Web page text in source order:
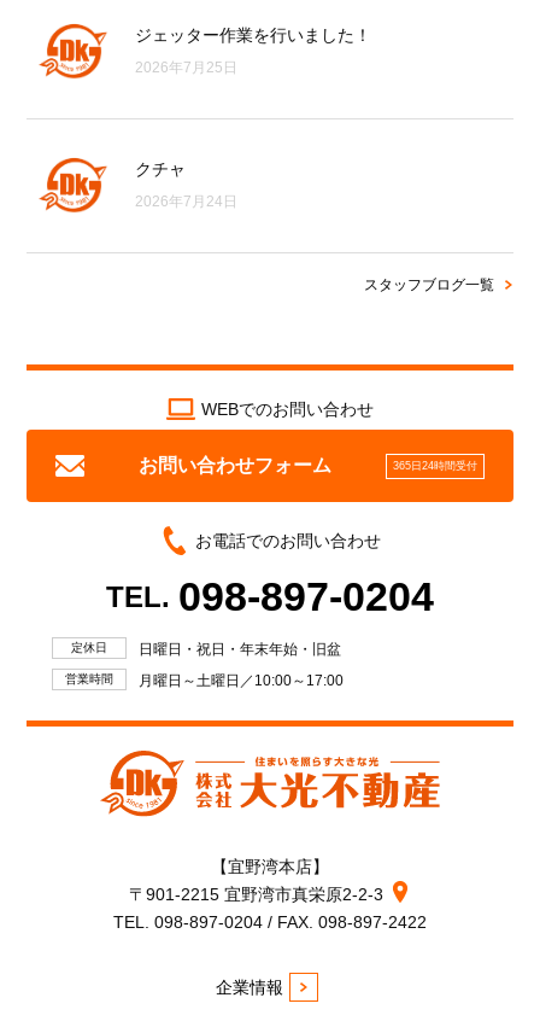
ジェッター作業を行いました！
2026年7月25日
クチャ
2026年7月24日
スタッフブログ一覧
WEBでのお問い合わせ
お問い合わせフォーム 365日24時間受付
お電話でのお問い合わせ
TEL. 098-897-0204
定休日 日曜日・祝日・年末年始・旧盆
営業時間 月曜日～土曜日／10:00～17:00
【宜野湾本店】
〒901-2215 宜野湾市真栄原2-2-3
TEL. 098-897-0204 / FAX. 098-897-2422
企業情報